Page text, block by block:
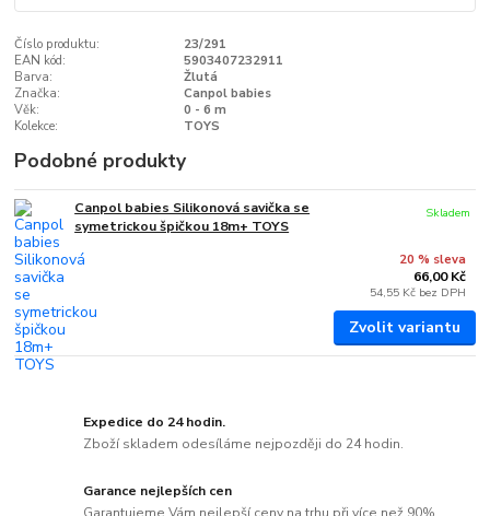
Číslo produktu:
23/291
EAN kód:
5903407232911
Barva:
Žlutá
Značka:
Canpol babies
Věk:
0 - 6 m
Kolekce:
TOYS
Podobné produkty
Canpol babies Silikonová savička se
symetrickou špičkou 18m+ TOYS
20 % sleva
66,00 Kč
54,55 Kč bez DPH
Skladem
Zvolit variantu
Expedice do 24 hodin.
Zboží skladem odesíláme nejpozději do 24 hodin.
Garance nejlepších cen
Garantujeme Vám nejlepší ceny na trhu při více než 90%